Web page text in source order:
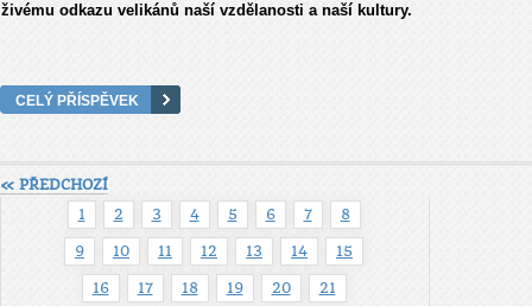
živému odkazu velikánů naší vzdělanosti a naší kultury.
CELÝ PŘÍSPĚVEK
« PŘEDCHOZÍ
1
2 3 4 5 6 7 8
9 10 11 12 13 14 15
16 17 18 19 20 21